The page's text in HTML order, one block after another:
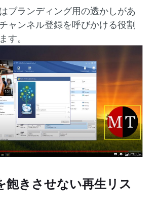
ブランディング用の透かしがあ
ャンネル登録を呼びかける役割
す。
飽きさせない再生リス